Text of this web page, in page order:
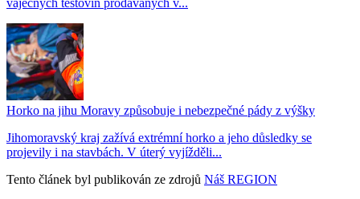
vaječných těstovin prodávaných v...
Horko na jihu Moravy způsobuje i nebezpečné pády z výšky
Jihomoravský kraj zažívá extrémní horko a jeho důsledky se
projevily i na stavbách. V úterý vyjížděli...
Tento článek byl publikován ze zdrojů Náš REGION